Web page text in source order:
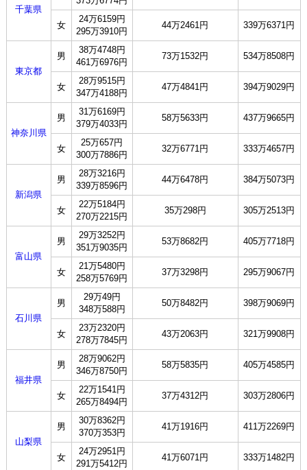
千葉県
女
24万6159円
295万3910円
44万2461円 339万6371円
東京都
男
38万4748円
461万6976円
73万1532円 534万8508円
女
28万9515円
347万4188円
47万4841円 394万9029円
神奈川県
男
31万6169円
379万4033円
58万5633円 437万9665円
女
25万657円
300万7886円
32万6771円 333万4657円
新潟県
男
28万3216円
339万8596円
44万6478円 384万5073円
女
22万5184円
270万2215円
35万298円 305万2513円
富山県
男
29万3252円
351万9035円
53万8682円 405万7718円
女
21万5480円
258万5769円
37万3298円 295万9067円
石川県
男
29万49円
348万588円
50万8482円 398万9069円
女
23万2320円
278万7845円
43万2063円 321万9908円
福井県
男
28万9062円
346万8750円
58万5835円 405万4585円
女
22万1541円
265万8494円
37万4312円 303万2806円
山梨県
男
30万8362円
370万353円
41万1916円 411万2269円
女
24万2951円
291万5412円
41万6071円 333万1482円